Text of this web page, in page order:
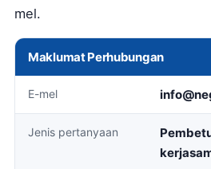
mel.
Maklumat Perhubungan
E-mel
Jenis pertanyaan